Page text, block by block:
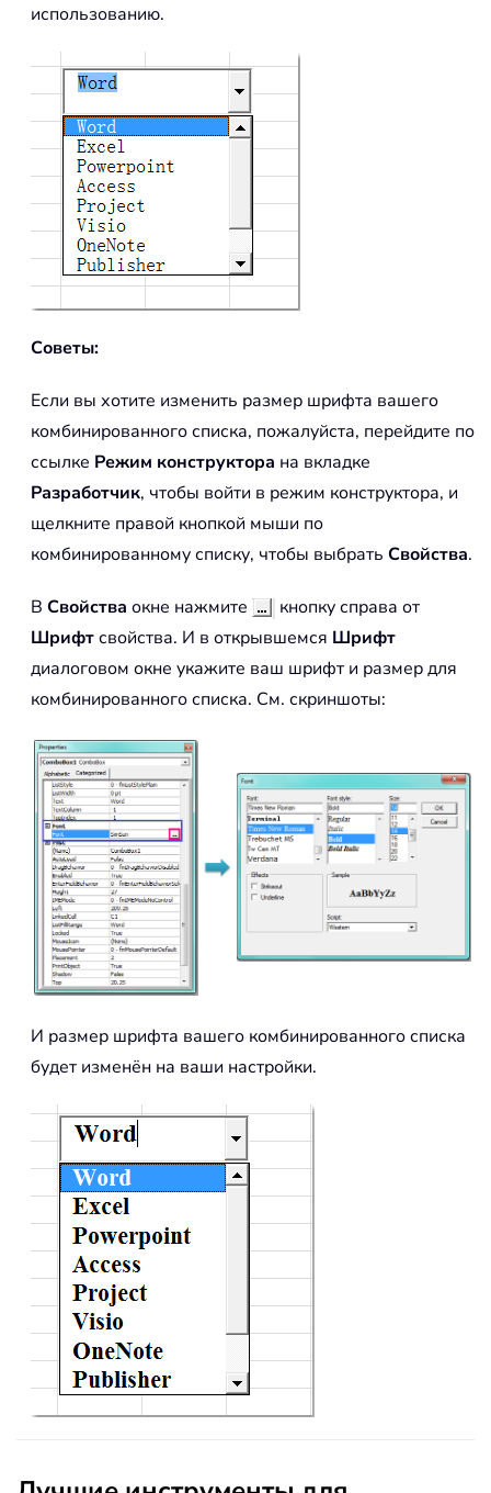
использованию.
Советы:
Если вы хотите изменить размер шрифта вашего
комбинированного списка, пожалуйста, перейдите по
ссылке Режим конструктора на вкладке
Разработчик, чтобы войти в режим конструктора, и
щелкните правой кнопкой мыши по
комбинированному списку, чтобы выбрать Свойства.
В Свойства окне нажмите
кнопку справа от
Шрифтсвойства. И в открывшемся Шрифт
диалоговом окне укажите ваш шрифт и размер для
комбинированного списка. См. скриншоты:
И размер шрифта вашего комбинированного списка
будет изменён на ваши настройки.